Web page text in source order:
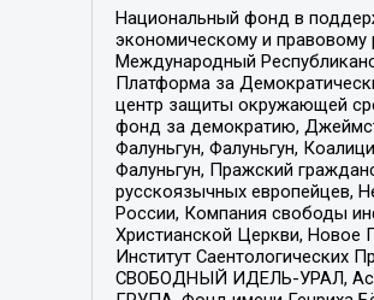
Национальный фонд в
экономическому и правовому
Международный
Платформа за
центр защиты окружающей
фонд за демократию,
Фалуньгун, Фалуньгун,
Фалуньгун, Пражский
русскоязычных европейцев,
России, Компания свободы
Христианской Церкви,
Институт Саентологических
СВОБОДНЫЙ ИДЕЛЬ-УРАЛ,